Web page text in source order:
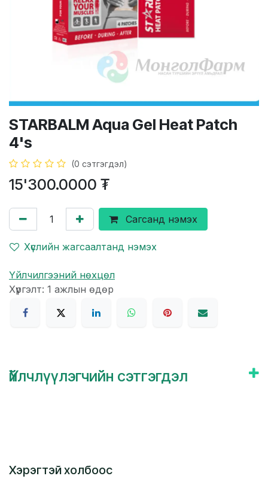
STARBALM Aqua Gel Heat Patch
4's
(0 сэтгэгдэл)
15'300.0000 ₮
Сагсанд нэмэх
Хүслийн жагсаалтанд нэмэх
Үйлчилгээний нөхцөл
Хүргэлт: 1 ажлын өдөр
Үйлчлүүлэгчийн сэтгэгдэл
Хэрэгтэй холбоос